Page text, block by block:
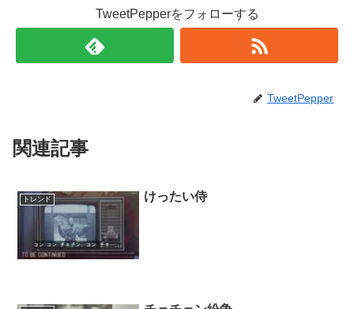
TweetPepperをフォローする
TweetPepper
関連記事
トレンド けったい侍